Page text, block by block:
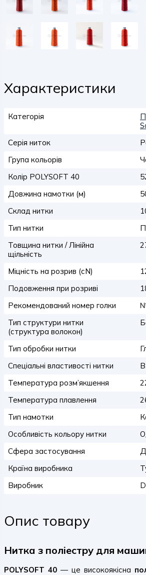
Характеристики
Категорія
Серія ниток
Група кольорів
Колір POLYSOFT 40
Довжина намотки (м)
Склад нитки
Тип нитки
Товщина нитки / Лінійна
щільність
Міцність на розрив (сN)
Подовження при розриві
Рекомендований номер голки
Тип структури нитки
(структура волокон)
Тип обробки нитки
Спеціальні властивості нитки
Температура розм’якшення
Температура плавлення
Тип намотки
Особливість кольору нитки
Сфера застосування
Країна виробника
Виробник
Опис товару
Нитка з поліестру для
POLYSOFT 40 — це високоякісна